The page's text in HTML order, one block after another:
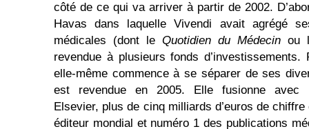
côté de ce qui va arriver à partir de 2002.
Havas dans laquelle Vivendi avait agrégé
médicales (dont le Quotidien du Médecin ou
revendue à plusieurs fonds d’investissements.
elle-même commence à se séparer de ses
est revendue en 2005. Elle fusionne avec
Elsevier, plus de cinq milliards d’euros de chiffre
éditeur mondial et numéro 1 des publications